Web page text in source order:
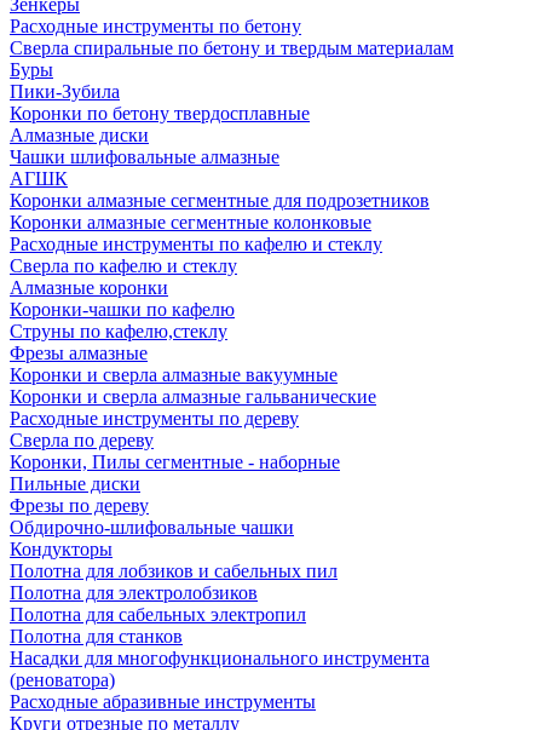
Зенкеры
Расходные инструменты по бетону
Сверла спиральные по бетону и твердым материалам
Буры
Пики-Зубила
Коронки по бетону твердосплавные
Алмазные диски
Чашки шлифовальные алмазные
АГШК
Коронки алмазные сегментные для подрозетников
Коронки алмазные сегментные колонковые
Расходные инструменты по кафелю и стеклу
Сверла по кафелю и стеклу
Алмазные коронки
Коронки-чашки по кафелю
Струны по кафелю,стеклу
Фрезы алмазные
Коронки и сверла алмазные вакуумные
Коронки и сверла алмазные гальванические
Расходные инструменты по дереву
Сверла по дереву
Коронки, Пилы сегментные - наборные
Пильные диски
Фрезы по дереву
Обдирочно-шлифовальные чашки
Кондукторы
Полотна для лобзиков и сабельных пил
Полотна для электролобзиков
Полотна для сабельных электропил
Полотна для станков
Насадки для многофункционального инструмента
(реноватора)
Расходные абразивные инструменты
Круги отрезные по металлу